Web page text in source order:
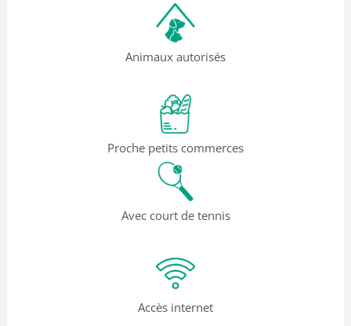
Animaux autorisés
Proche petits commerces
Avec court de tennis
Accès internet